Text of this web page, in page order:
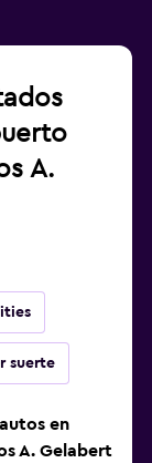
A.
suerte
en
A. Gelabert